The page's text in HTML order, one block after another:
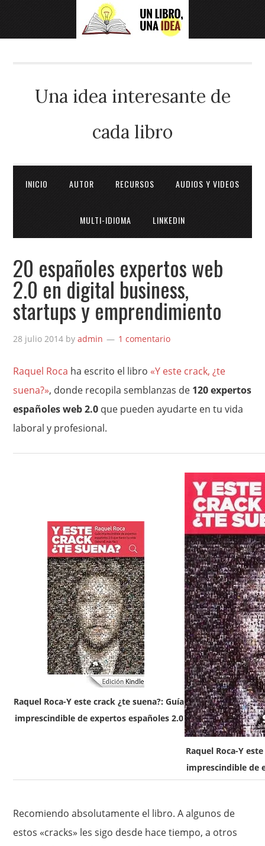
Una idea interesante de
cada libro
INICIO AUTOR RECURSOS AUDIOS Y VIDEOS
MULTI-IDIOMA LINKEDIN
20 españoles expertos web
2.0 en digital business,
startups y emprendimiento
28 julio 2014 byadmin 1 comentario
Raquel Roca ha escrito el libro «Y este crack, ¿te
suena?», donde recopila semblanzas de 120 expertos
españoles web 2.0 que pueden ayudarte en tu vida
laboral y profesional.
Raquel Roca-Y este crack ¿te suena?: Guía
imprescindible de expertos españoles 2.0
Raquel Roca-Y
imprescindible de
Recomiendo absolutamente el libro. A algunos de
estos «cracks» les sigo desde hace tiempo, a otros